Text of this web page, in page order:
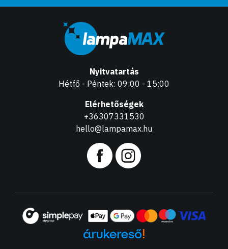
Nyitvatartás
Hétfő - Péntek: 09:00 - 15:00
Elérhetőségek
+36307331530
hello@lampamax.hu